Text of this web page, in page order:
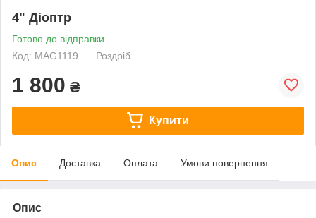
4" Діоптр
Готово до відправки
Код: MAG1119
Роздріб
1 800 ₴
Купити
Опис Доставка Оплата Умови повернення
Опис